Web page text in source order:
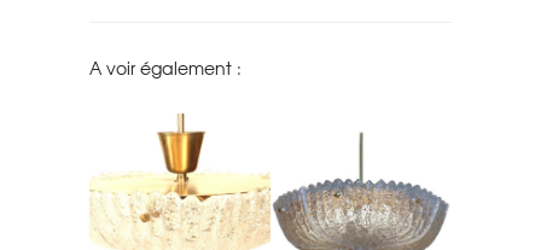
A voir également :
LUSTRE EN VERRE MOULÉ
SUÉDOIS ORREFORS –
1960
ORREFORS SUÈDE, 1950